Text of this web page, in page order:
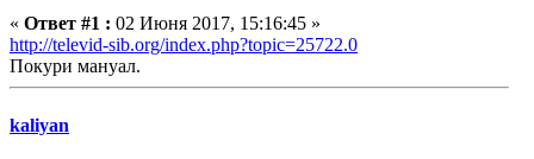
« Ответ #1 : 02 Июня 2017, 15:16:45 »
http://televid-sib.org/index.php?topic=25722.0
Покури мануал.
kaliyan